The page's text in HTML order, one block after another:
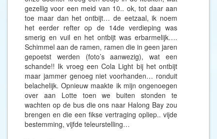
gezellig voor een meid van 10.. ok, tot daar aan
toe maar dan het ontbijt… de eetzaal, ik noem
het eerder refter op de 14de verdieping was
smerig en vuil en het ontbijt was erbarmelijk….
Schimmel aan de ramen, ramen die in geen jaren
gepoetst werden (foto’s aanwezig), wat een
schande!! Ik vroeg een Cola Light bij het ontbijt
maar jammer genoeg niet voorhanden… ronduit
belachelijk. Opnieuw maakte ik mijn ongenoegen
over aan Lotte toen we buiten stonden te
wachten op de bus die ons naar Halong Bay zou
brengen en die een fikse vertraging opliep.. vijde
bestemming, vijfde teleurstelling…